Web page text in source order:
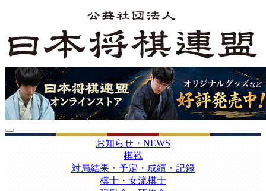
お知らせ・NEWS
棋戦
対局結果・予定・成績・記録
棋士・女流棋士